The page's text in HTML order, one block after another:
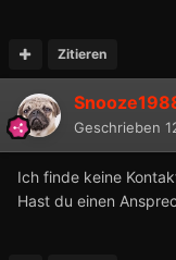
Zitieren
Geschrieben
Ich finde keine
Hast du einen